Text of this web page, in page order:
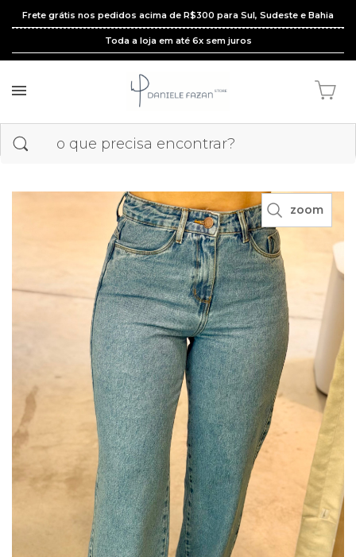
Frete grátis nos pedidos acima de R$300 para Sul, Sudeste e Bahia
Toda a loja em até 6x sem juros
zoom